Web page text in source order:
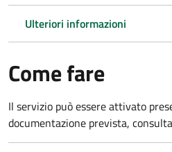
Ulteriori informazioni
Come fare
Il servizio può essere attivato
documentazione prevista,